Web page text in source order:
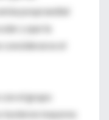
posprandial
y que la
el
el grupo
tuvieron mayores